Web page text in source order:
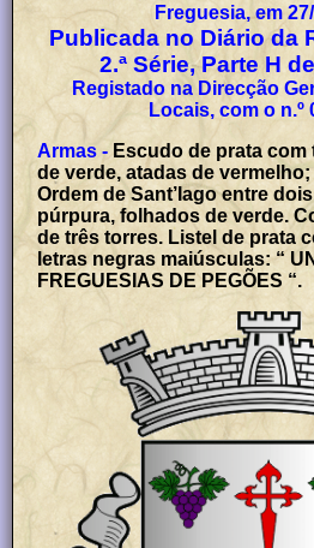
Freguesia, em
Publicada no Diário da
2.ª Série, Parte H
Registado na Direcção
Locais, com o n.º
Armas - Escudo de prata
de verde, atadas de
Ordem de Sant’Iago entre
púrpura, folhados de verde.
de três torres. Listel de prata
letras negras maiúsculas: “
FREGUESIAS DE PEGÕES “.